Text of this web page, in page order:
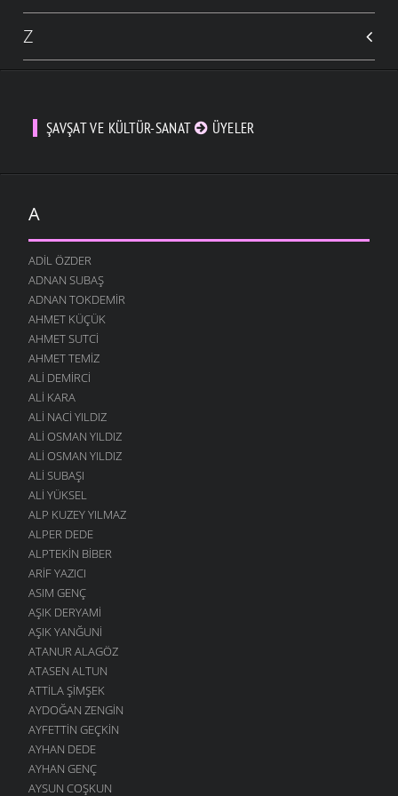
Z
ŞAVŞAT VE KÜLTÜR-SANAT ÜYELER
A
ADIL ÖZDER
ADNAN SUBAŞ
ADNAN TOKDEMIR
AHMET KÜÇÜK
AHMET SUTCI
AHMET TEMIZ
ALI DEMIRCI
ALI KARA
ALI NACI YILDIZ
ALI OSMAN YILDIZ
ALI OSMAN YILDIZ
ALI SUBAŞI
ALI YÜKSEL
ALP KUZEY YILMAZ
ALPER DEDE
ALPTEKIN BIBER
ARIF YAZICI
ASIM GENÇ
AŞIK DERYAMI
AŞIK YANĞUNI
ATANUR ALAGÖZ
ATASEN ALTUN
ATTILA ŞIMŞEK
AYDOĞAN ZENGIN
AYFETTIN GEÇKIN
AYHAN DEDE
AYHAN GENÇ
AYSUN COŞKUN